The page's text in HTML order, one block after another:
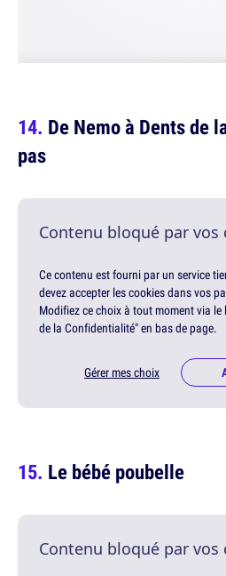
De Nemo à Dents de
pas
Contenu bloqué par vos
Ce contenu est fourni par un service
devez accepter les cookies dans vos
Modifiez ce choix à tout moment via le
de la Confidentialité" en bas de page.
Gérer mes choix
Le bébé poubelle
Contenu bloqué par vos